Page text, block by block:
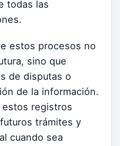
todas las
estos procesos no
sino que
de disputas o
de la información.
registros
trámites y
cuando sea